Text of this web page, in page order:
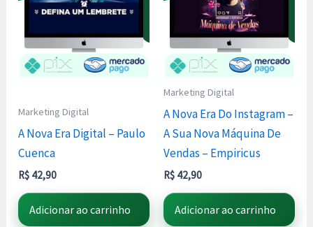
Marketing Digital
A Nova Era Digital – Paulo
Cuenca
R$ 42,90
Adicionar ao carrinho
Marketing Digital
A Nova Era Do Instagram –
A Sua Nova Máquina De
Vendas – Empiricus
R$ 42,90
Adicionar ao carrinho